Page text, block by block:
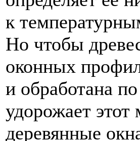
к
Но чтобы
оконных
и обработана
удорожает
деревянные